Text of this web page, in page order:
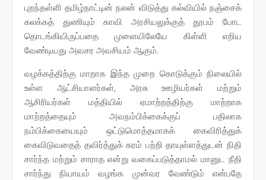
புறந்தள்ளி தமிழ்நாட்டின் நலன் விடுத்து கல்வியில் நஞ்சைக்
கலக்கத் துணியும் காவி அரசியலுக்குத் தூபம் போட
தொடங்கியிருப்பதை முளையிலேயே கிள்ளி எறிய
வேண்டியது அவசர அவசியம் ஆகும்.
வழக்கத்திற்கு மாறாக இந்த முறை கொடுக்கும் நிலையில்
உள்ள ஆட்சியாளர்கள், அரசு ஊழியர்கள் மற்றும்
ஆசிரியர்கள் மத்தியில் ஏமாற்றத்திற்கு மாற்றாக
மாற்றத்தையும் அவநம்பிக்கைக்குப் பதிலாக
நம்பிக்கையையும் ஒட்டுமொத்தமாகக் கைவிரித்துக்
கைவிடுவதைத் தவிர்த்துக் கரம் பற்றி தாயுள்ளத்துடன் நிதி
சார்ந்த மற்றும் சாராத என்று வகைப்படுத்தாமல் மானுட நீதி
சார்ந்து நியாயம் வழங்க முன்வர வேண்டும் என்பதே